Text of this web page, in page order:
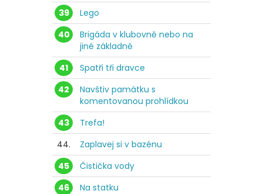
39
Lego
40
Brigáda v klubovně nebo na
jiné základně
41
Spatři tři dravce
42
Navštiv památku s
komentovanou prohlídkou
43
Trefa!
44.
Zaplavej si v bazénu
45
Čistička vody
46
Na statku